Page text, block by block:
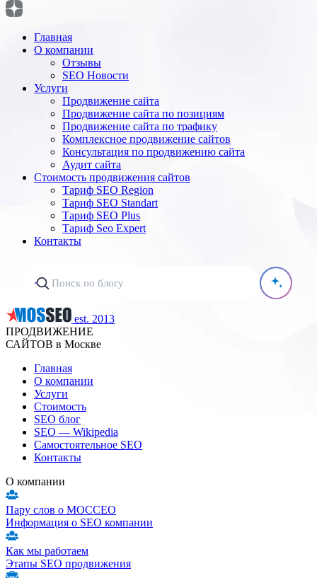
Главная
О компании
Отзывы
SEO Новости
Услуги
Продвижение сайта
Продвижение сайта по позициям
Продвижение сайта по трафику
Комплексное продвижение сайтов
Консультация по продвижению сайта
Аудит сайта
Стоимость продвижения сайтов
Тариф SEO Region
Тариф SEO Standart
Тариф SEO Plus
Тариф Seo Expert
Контакты
est. 2013
ПРОДВИЖЕНИЕ
САЙТОВ в Москве
Главная
О компании
Услуги
Стоимость
SEO блог
SEO — Wikipedia
Самостоятельное SEO
Контакты
О компании
Пару слов о МОССЕО
Информация о SEO компании
Как мы работаем
Этапы SEO продвижения